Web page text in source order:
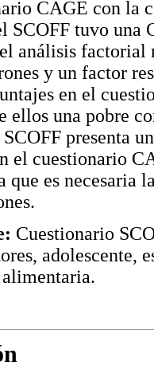
CAGE con la
SCOFF tuvo una
análisis
y un factor
en el
ellos una pobre
presenta
el cuestionario
que es
Cuestionario
adolescente,